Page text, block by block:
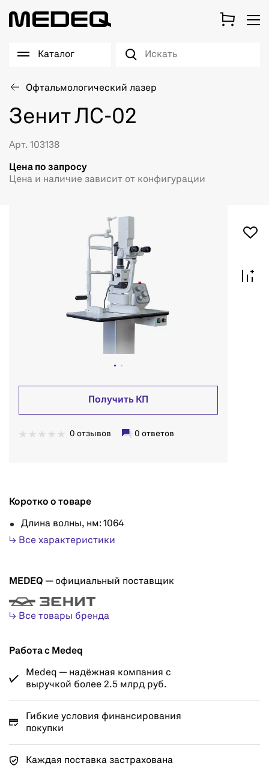
Каталог
Офтальмологический лазер
Зенит ЛС-02
Арт. 103138
Цена по запросу
Цена и наличие зависит от конфигурации
Получить КП
0 отзывов 0 ответов
Коротко о товаре
Длина волны, нм: 1064
↳ Все характеристики
MEDEQ — официальный поставщик
↳ Все товары бренда
Работа с Medeq
Medeq — надёжная компания с
выручкой более 2.5 млрд руб.
Гибкие условия финансирования
покупки
Каждая поставка застрахована